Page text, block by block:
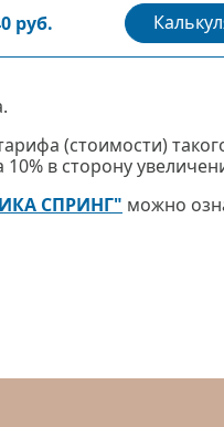
руб.
(стоимости)
в сторону
СПРИНГ" можно